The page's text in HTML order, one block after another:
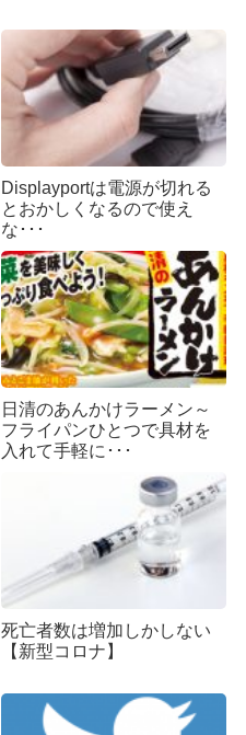
Displayportは電源が切れる
とおかしくなるので使え
な･･･
日清のあんかけラーメン～
フライパンひとつで具材を
入れて手軽に･･･
死亡者数は増加しかしない
【新型コロナ】